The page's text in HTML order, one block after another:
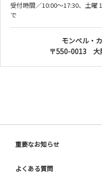
受付時間／10:00～17:30、土曜
で
モンベル・
〒550-0013 大
重要なお知らせ
よくある質問